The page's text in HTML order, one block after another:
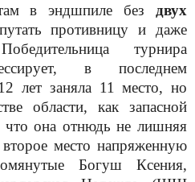
в эндшпиле без двух
противницу и даже
турнира
в последнем
лет заняла 11 место, но
области, как запасной
что она отнюдь не лишняя
место напряженную
Богуш Ксения,